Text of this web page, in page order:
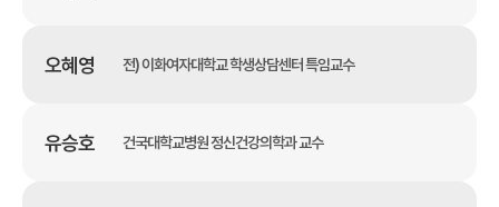
오혜영 전) 이화여자대학교 학생상담센터 특임교수
유승호 건국대학교병원 정신건강의학과 교수